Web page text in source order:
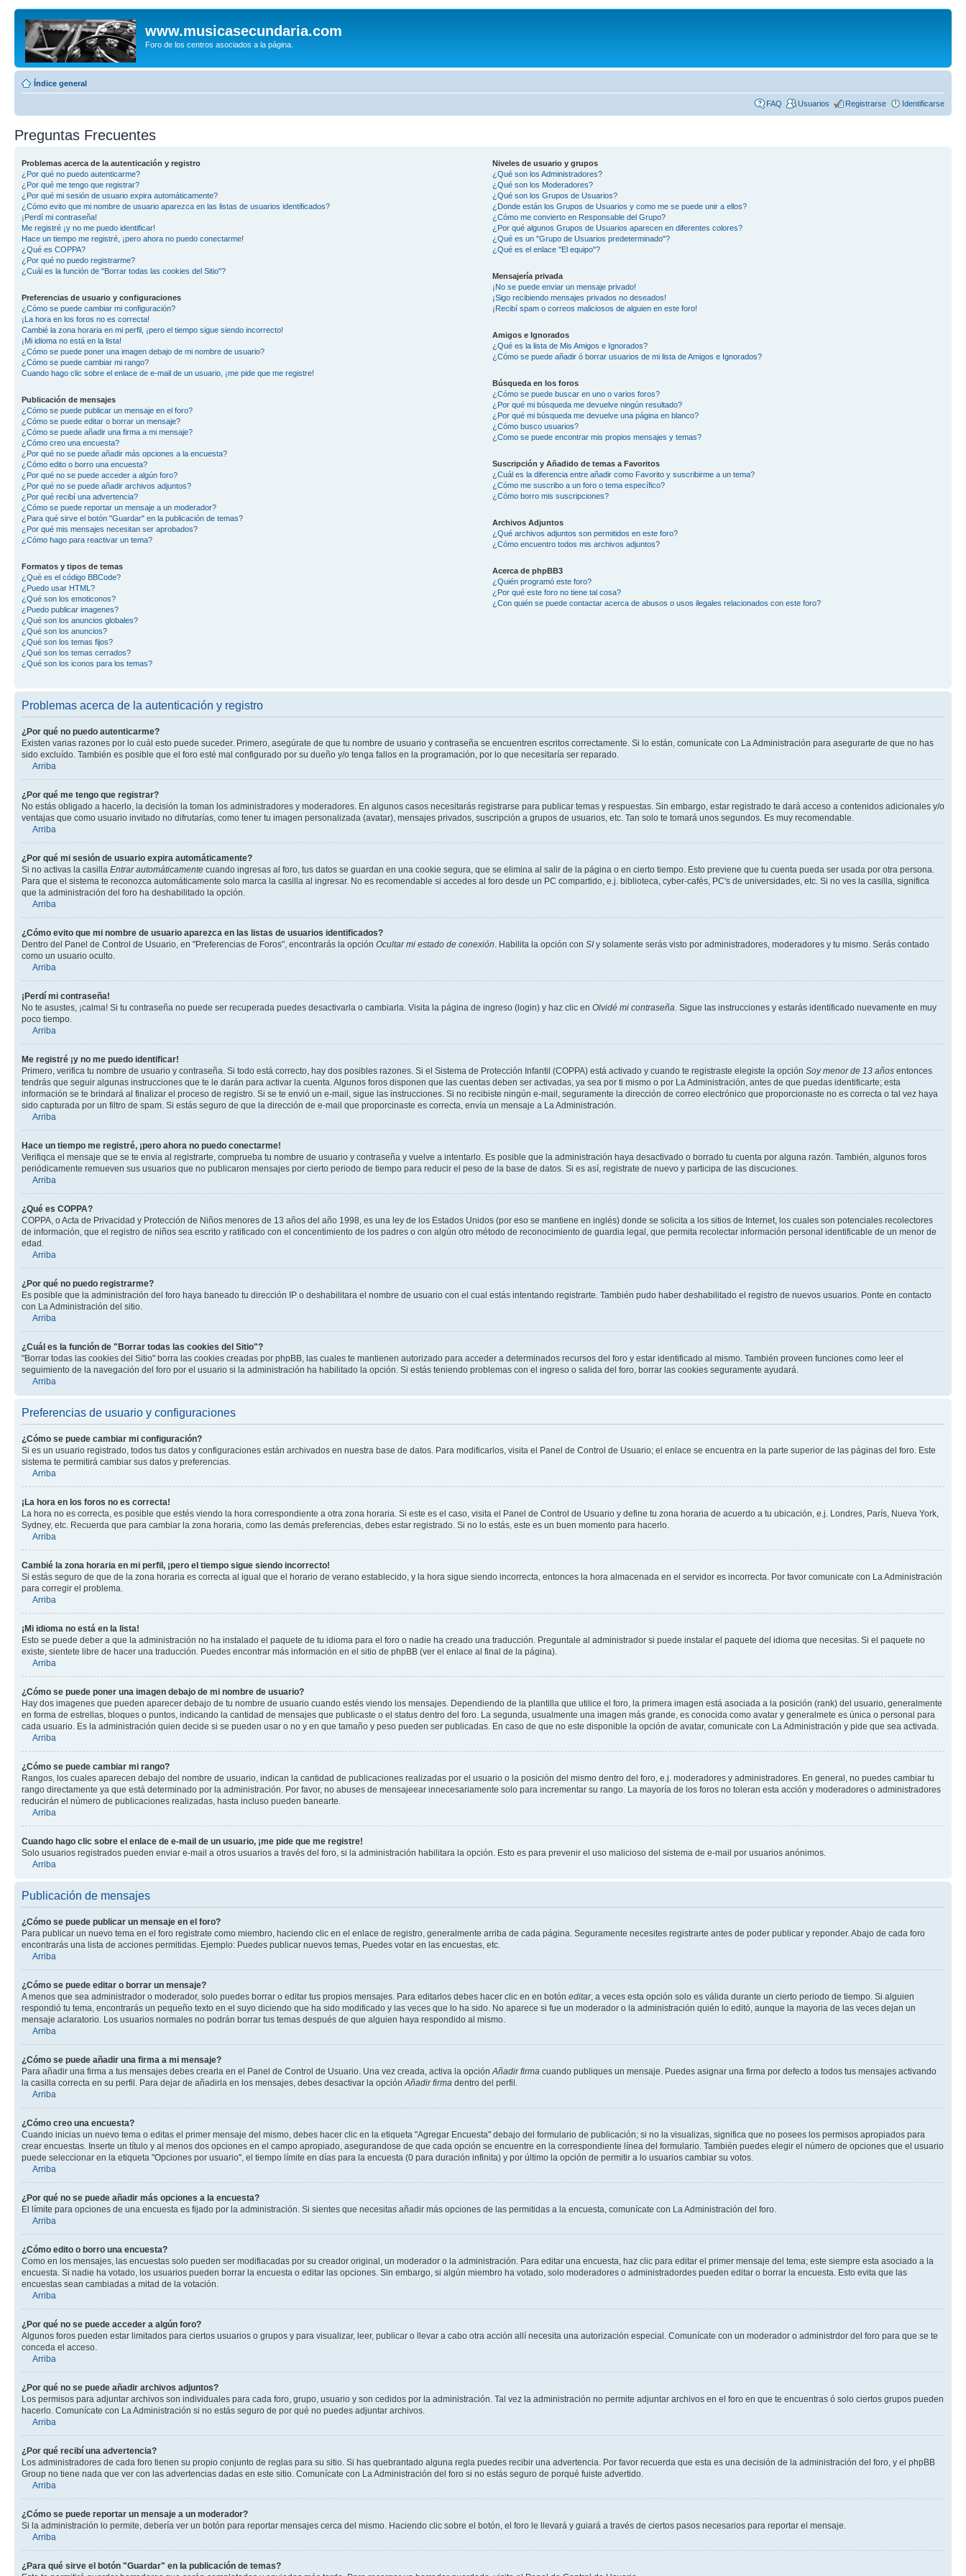
www.musicasecundaria.com
Foro de los centros asociados a la página.
Índice general
FAQ Usuarios Registrarse Identificarse
Preguntas Frecuentes
Problemas acerca de la autenticación y registro
¿Por qué no puedo autenticarme?
¿Por qué me tengo que registrar?
¿Por qué mi sesión de usuario expira automáticamente?
¿Cómo evito que mi nombre de usuario aparezca en las listas de usuarios identificados?
¡Perdí mi contraseña!
Me registré ¡y no me puedo identificar!
Hace un tiempo me registré, ¡pero ahora no puedo conectarme!
¿Qué es COPPA?
¿Por qué no puedo registrarme?
¿Cuál es la función de "Borrar todas las cookies del Sitio"?
Preferencias de usuario y configuraciones
¿Cómo se puede cambiar mi configuración?
¡La hora en los foros no es correcta!
Cambié la zona horaria en mi perfil, ¡pero el tiempo sigue siendo incorrecto!
¡Mi idioma no está en la lista!
¿Cómo se puede poner una imagen debajo de mi nombre de usuario?
¿Cómo se puede cambiar mi rango?
Cuando hago clic sobre el enlace de e-mail de un usuario, ¡me pide que me registre!
Publicación de mensajes
¿Cómo se puede publicar un mensaje en el foro?
¿Cómo se puede editar o borrar un mensaje?
¿Cómo se puede añadir una firma a mi mensaje?
¿Cómo creo una encuesta?
¿Por qué no se puede añadir más opciones a la encuesta?
¿Cómo edito o borro una encuesta?
¿Por qué no se puede acceder a algún foro?
¿Por qué no se puede añadir archivos adjuntos?
¿Por qué recibí una advertencia?
¿Cómo se puede reportar un mensaje a un moderador?
¿Para qué sirve el botón "Guardar" en la publicación de temas?
¿Por qué mis mensajes necesitan ser aprobados?
¿Cómo hago para reactivar un tema?
Formatos y tipos de temas
¿Qué es el código BBCode?
¿Puedo usar HTML?
¿Qué son los emoticonos?
¿Puedo publicar imagenes?
¿Qué son los anuncios globales?
¿Qué son los anuncios?
¿Qué son los temas fijos?
¿Qué son los temas cerrados?
¿Qué son los iconos para los temas?
Niveles de usuario y grupos
¿Qué son los Administradores?
¿Qué son los Moderadores?
¿Qué son los Grupos de Usuarios?
¿Donde están los Grupos de Usuarios y como me se puede unir a ellos?
¿Cómo me convierto en Responsable del Grupo?
¿Por qué algunos Grupos de Usuarios aparecen en diferentes colores?
¿Qué es un "Grupo de Usuarios predeterminado"?
¿Qué es el enlace "El equipo"?
Mensajería privada
¡No se puede enviar un mensaje privado!
¡Sigo recibiendo mensajes privados no deseados!
¡Recibí spam o correos maliciosos de alguien en este foro!
Amigos e Ignorados
¿Qué es la lista de Mis Amigos e Ignorados?
¿Cómo se puede añadir ó borrar usuarios de mi lista de Amigos e Ignorados?
Búsqueda en los foros
¿Cómo se puede buscar en uno o varios foros?
¿Por qué mi búsqueda me devuelve ningún resultado?
¿Por qué mi búsqueda me devuelve una página en blanco?
¿Cómo busco usuarios?
¿Como se puede encontrar mis propios mensajes y temas?
Suscripción y Añadido de temas a Favoritos
¿Cuál es la diferencia entre añadir como Favorito y suscribirme a un tema?
¿Cómo me suscribo a un foro o tema específico?
¿Cómo borro mis suscripciones?
Archivos Adjuntos
¿Qué archivos adjuntos son permitidos en este foro?
¿Cómo encuentro todos mis archivos adjuntos?
Acerca de phpBB3
¿Quién programó este foro?
¿Por qué este foro no tiene tal cosa?
¿Con quién se puede contactar acerca de abusos o usos ilegales relacionados con este foro?
Problemas acerca de la autenticación y registro
¿Por qué no puedo autenticarme?
Existen varias razones por lo cuál esto puede suceder. Primero, asegúrate de que tu nombre de usuario y contraseña se encuentren escritos correctamente. Si lo están, comunícate con La Administración para asegurarte de que no has
sido excluído. También es posible que el foro esté mal configurado por su dueño y/o tenga fallos en la programación, por lo que necesitaría ser reparado.
Arriba
¿Por qué me tengo que registrar?
No estás obligado a hacerlo, la decisión la toman los administradores y moderadores. En algunos casos necesitarás registrarse para publicar temas y respuestas. Sin embargo, estar registrado te dará acceso a contenidos adicionales y/o
ventajas que como usuario invitado no difrutarías, como tener tu imagen personalizada (avatar), mensajes privados, suscripción a grupos de usuarios, etc. Tan solo te tomará unos segundos. Es muy recomendable.
Arriba
¿Por qué mi sesión de usuario expira automáticamente?
Si no activas la casilla Entrar automáticamente cuando ingresas al foro, tus datos se guardan en una cookie segura, que se elimina al salir de la página o en cierto tiempo. Esto previene que tu cuenta pueda ser usada por otra persona.
Para que el sistema te reconozca automáticamente solo marca la casilla al ingresar. No es recomendable si accedes al foro desde un PC compartido, e.j. biblioteca, cyber-cafés, PC's de universidades, etc. Si no ves la casilla, significa
que la administración del foro ha deshabilitado la opción.
Arriba
¿Cómo evito que mi nombre de usuario aparezca en las listas de usuarios identificados?
Dentro del Panel de Control de Usuario, en "Preferencias de Foros", encontrarás la opción Ocultar mi estado de conexión. Habilita la opción con SI y solamente serás visto por administradores, moderadores y tu mismo. Serás contado
como un usuario oculto.
Arriba
¡Perdí mi contraseña!
No te asustes, ¡calma! Si tu contraseña no puede ser recuperada puedes desactivarla o cambiarla. Visita la página de ingreso (login) y haz clic en Olvidé mi contraseña. Sigue las instrucciones y estarás identificado nuevamente en muy
poco tiempo.
Arriba
Me registré ¡y no me puedo identificar!
Primero, verifica tu nombre de usuario y contraseña. Si todo está correcto, hay dos posibles razones. Si el Sistema de Protección Infantil (COPPA) está activado y cuando te registraste elegiste la opción Soy menor de 13 años entonces
tendrás que seguir algunas instrucciones que te le darán para activar la cuenta. Algunos foros disponen que las cuentas deben ser activadas, ya sea por ti mismo o por La Administración, antes de que puedas identificarte; esta
información se te brindará al finalizar el proceso de registro. Si se te envió un e-mail, sigue las instrucciones. Si no recibiste ningún e-mail, seguramente la dirección de correo electrónico que proporcionaste no es correcta o tal vez haya
sido capturada por un filtro de spam. Si estás seguro de que la dirección de e-mail que proporcinaste es correcta, envía un mensaje a La Administración.
Arriba
Hace un tiempo me registré, ¡pero ahora no puedo conectarme!
Verifiqca el mensaje que se te envia al registrarte, comprueba tu nombre de usuario y contraseña y vuelve a intentarlo. Es posible que la administración haya desactivado o borrado tu cuenta por alguna razón. También, algunos foros
periódicamente remueven sus usuarios que no publicaron mensajes por cierto periodo de tiempo para reducir el peso de la base de datos. Si es así, registrate de nuevo y participa de las discuciones.
Arriba
¿Qué es COPPA?
COPPA, o Acta de Privacidad y Protección de Niños menores de 13 años del año 1998, es una ley de los Estados Unidos (por eso se mantiene en inglés) donde se solicita a los sitios de Internet, los cuales son potenciales recolectores
de información, que el registro de niños sea escrito y ratificado con el concentimiento de los padres o con algún otro método de reconocimiento de guardia legal, que permita recolectar información personal identificable de un menor de
edad.
Arriba
¿Por qué no puedo registrarme?
Es posible que la administración del foro haya baneado tu dirección IP o deshabilitara el nombre de usuario con el cual estás intentando registrarte. También pudo haber deshabilitado el registro de nuevos usuarios. Ponte en contacto
con La Administración del sitio.
Arriba
¿Cuál es la función de "Borrar todas las cookies del Sitio"?
"Borrar todas las cookies del Sitio" borra las cookies creadas por phpBB, las cuales te mantienen autorizado para acceder a determinados recursos del foro y estar identificado al mismo. También proveen funciones como leer el
seguimiento de la navegación del foro por el usuario si la administración ha habilitado la opción. Si estás teniendo problemas con el ingreso o salida del foro, borrar las cookies seguramente ayudará.
Arriba
Preferencias de usuario y configuraciones
¿Cómo se puede cambiar mi configuración?
Si es un usuario registrado, todos tus datos y configuraciones están archivados en nuestra base de datos. Para modificarlos, visita el Panel de Control de Usuario; el enlace se encuentra en la parte superior de las páginas del foro. Este
sistema te permitirá cambiar sus datos y preferencias.
Arriba
¡La hora en los foros no es correcta!
La hora no es correcta, es posible que estés viendo la hora correspondiente a otra zona horaria. Si este es el caso, visita el Panel de Control de Usuario y define tu zona horaria de acuerdo a tu ubicación, e.j. Londres, París, Nueva York,
Sydney, etc. Recuerda que para cambiar la zona horaria, como las demás preferencias, debes estar registrado. Si no lo estás, este es un buen momento para hacerlo.
Arriba
Cambié la zona horaria en mi perfil, ¡pero el tiempo sigue siendo incorrecto!
Si estás seguro de que de la zona horaria es correcta al igual que el horario de verano establecido, y la hora sigue siendo incorrecta, entonces la hora almacenada en el servidor es incorrecta. Por favor comunicate con La Administración
para corregir el problema.
Arriba
¡Mi idioma no está en la lista!
Esto se puede deber a que la administración no ha instalado el paquete de tu idioma para el foro o nadie ha creado una traducción. Preguntale al administrador si puede instalar el paquete del idioma que necesitas. Si el paquete no
existe, sientete libre de hacer una traducción. Puedes encontrar más información en el sitio de phpBB (ver el enlace al final de la página).
Arriba
¿Cómo se puede poner una imagen debajo de mi nombre de usuario?
Hay dos imagenes que pueden aparecer debajo de tu nombre de usuario cuando estés viendo los mensajes. Dependiendo de la plantilla que utilice el foro, la primera imagen está asociada a la posición (rank) del usuario, generalmente
en forma de estrellas, bloques o puntos, indicando la cantidad de mensajes que publicaste o el status dentro del foro. La segunda, usualmente una imagen más grande, es conocida como avatar y generalmete es única o personal para
cada usuario. Es la administración quien decide si se pueden usar o no y en que tamaño y peso pueden ser publicadas. En caso de que no este disponible la opción de avatar, comunicate con La Administración y pide que sea activada.
Arriba
¿Cómo se puede cambiar mi rango?
Rangos, los cuales aparecen debajo del nombre de usuario, indican la cantidad de publicaciones realizadas por el usuario o la posición del mismo dentro del foro, e.j. moderadores y administradores. En general, no puedes cambiar tu
rango directamente ya que está determinado por la administración. Por favor, no abuses de mensajeear innecesariamente solo para incrementar su rango. La mayoría de los foros no toleran esta acción y moderadores o administradores
reducirán el número de publicaciones realizadas, hasta incluso pueden banearte.
Arriba
Cuando hago clic sobre el enlace de e-mail de un usuario, ¡me pide que me registre!
Solo usuarios registrados pueden enviar e-mail a otros usuarios a través del foro, si la administración habilitara la opción. Esto es para prevenir el uso malicioso del sistema de e-mail por usuarios anónimos.
Arriba
Publicación de mensajes
¿Cómo se puede publicar un mensaje en el foro?
Para publicar un nuevo tema en el foro registrate como miembro, haciendo clic en el enlace de registro, generalmente arriba de cada página. Seguramente necesites registrarte antes de poder publicar y reponder. Abajo de cada foro
encontrarás una lista de acciones permitidas. Ejemplo: Puedes publicar nuevos temas, Puedes votar en las encuestas, etc.
Arriba
¿Cómo se puede editar o borrar un mensaje?
A menos que sea administrador o moderador, solo puedes borrar o editar tus propios mensajes. Para editarlos debes hacer clic en en botón editar, a veces esta opción solo es válida durante un cierto periodo de tiempo. Si alguien
respondió tu tema, encontrarás un pequeño texto en el suyo diciendo que ha sido modificado y las veces que lo ha sido. No aparece si fue un moderador o la administración quién lo editó, aunque la mayoria de las veces dejan un
mensaje aclaratorio. Los usuarios normales no podrán borrar tus temas después de que alguien haya respondido al mismo.
Arriba
¿Cómo se puede añadir una firma a mi mensaje?
Para añadir una firma a tus mensajes debes crearla en el Panel de Control de Usuario. Una vez creada, activa la opciónAñadir firma cuando publiques un mensaje. Puedes asignar una firma por defecto a todos tus mensajes activando
la casilla correcta en su perfil. Para dejar de añadirla en los mensajes, debes desactivar la opciónAñadir firma dentro del perfil.
Arriba
¿Cómo creo una encuesta?
Cuando inicias un nuevo tema o editas el primer mensaje del mismo, debes hacer clic en la etiqueta "Agregar Encuesta" debajo del formulario de publicación; si no la visualizas, significa que no posees los permisos apropiados para
crear encuestas. Inserte un título y al menos dos opciones en el campo apropiado, asegurandose de que cada opción se encuentre en la correspondiente línea del formulario. También puedes elegir el número de opciones que el usuario
puede seleccionar en la etiqueta "Opciones por usuario", el tiempo límite en días para la encuesta (0 para duración infinita) y por último la opción de permitir a lo usuarios cambiar su votos.
Arriba
¿Por qué no se puede añadir más opciones a la encuesta?
El límite para opciones de una encuesta es fijado por la administración. Si sientes que necesitas añadir más opciones de las permitidas a la encuesta, comunícate con La Administración del foro.
Arriba
¿Cómo edito o borro una encuesta?
Como en los mensajes, las encuestas solo pueden ser modifiacadas por su creador original, un moderador o la administración. Para editar una encuesta, haz clic para editar el primer mensaje del tema; este siempre esta asociado a la
encuesta. Si nadie ha votado, los usuarios pueden borrar la encuesta o editar las opciones. Sin embargo, si algún miembro ha votado, solo moderadores o administradordes pueden editar o borrar la encuesta. Esto evita que las
encuestas sean cambiadas a mitad de la votación.
Arriba
¿Por qué no se puede acceder a algún foro?
Algunos foros pueden estar limitados para ciertos usuarios o grupos y para visualizar, leer, publicar o llevar a cabo otra acción allí necesita una autorización especial. Comunícate con un moderador o administrdor del foro para que se te
conceda el acceso.
Arriba
¿Por qué no se puede añadir archivos adjuntos?
Los permisos para adjuntar archivos son individuales para cada foro, grupo, usuario y son cedidos por la administración. Tal vez la administración no permite adjuntar archivos en el foro en que te encuentras ó solo ciertos grupos pueden
hacerlo. Comunícate con La Administración si no estás seguro de por qué no puedes adjuntar archivos.
Arriba
¿Por qué recibí una advertencia?
Los administradores de cada foro tienen su propio conjunto de reglas para su sitio. Si has quebrantado alguna regla puedes recibir una advertencia. Por favor recuerda que esta es una decisión de la administración del foro, y el phpBB
Group no tiene nada que ver con las advertencias dadas en este sitio. Comunícate con La Administración del foro si no estás seguro de porqué fuiste advertido.
Arriba
¿Cómo se puede reportar un mensaje a un moderador?
Si la administración lo permite, debería ver un botón para reportar mensajes cerca del mismo. Haciendo clic sobre el botón, el foro le llevará y guiará a través de ciertos pasos necesarios para reportar el mensaje.
Arriba
¿Para qué sirve el botón "Guardar" en la publicación de temas?